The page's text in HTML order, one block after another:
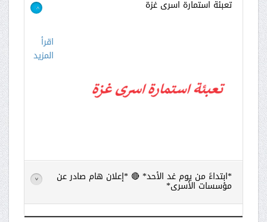
تعبئة استمارة اسرى غزة >
اقرأ
المزيد
*ابتداءً من يوم غد الأحد* 🔴 *إعلان هام صادر عن
مؤسسات الأسرى* >
اقرأ